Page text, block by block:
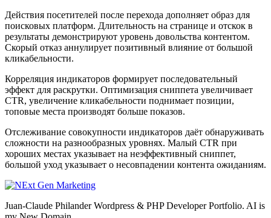
Действия посетителей после перехода дополняет образ для
поисковых платформ. Длительность на странице и отскок в
результаты демонстрируют уровень довольства контентом.
Скорый отказ аннулирует позитивный влияние от большой
кликабельности.
Корреляция индикаторов формирует последовательный
эффект для раскрутки. Оптимизация сниппета увеличивает
CTR, увеличение кликабельности поднимает позиции,
топовые места производят больше показов.
Отслеживание совокупности индикаторов даёт обнаруживать
сложности на разнообразных уровнях. Малый CTR при
хороших местах указывает на неэффективный сниппет,
большой уход указывает о несовпадении контента ожиданиям.
Juan-Claude Philander Wordpress & PHP Developer Portfolio. AI is